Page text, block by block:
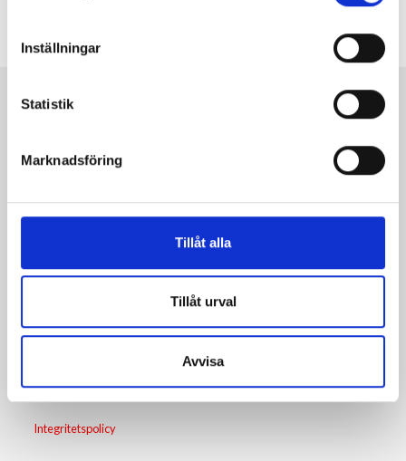
Inställningar
Statistik
Marknadsföring
Tillåt alla
Tillåt urval
Avvisa
PRODUKTER
SERVICE
Integritetspolicy